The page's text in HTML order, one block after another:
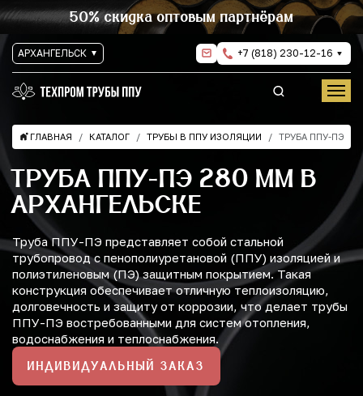
50% скидка оптовым партнёрам
АРХАНГЕЛЬСК +7 (818) 230-12-16
ГЛАВНАЯ КАТАЛОГ ТРУБЫ В ППУ ИЗОЛЯЦИИ ТРУБА ППУ-ПЭ
ТРУБА ППУ-ПЭ 280 ММ В
АРХАНГЕЛЬСКЕ
Труба ППУ-ПЭ представляет собой стальной
трубопровод с пенополиуретановой (ППУ) изоляцией и
полиэтиленовым (ПЭ) защитным покрытием. Такая
конструкция обеспечивает отличную теплоизоляцию,
долговечность и защиту от коррозии, что делает трубы
ППУ-ПЭ востребованными для систем отопления,
водоснабжения и теплоснабжения.
ИНДИВИДУАЛЬНЫЙ ЗАКАЗ